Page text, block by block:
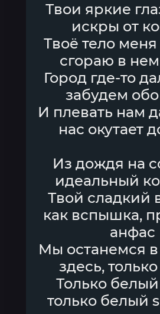
Твои яркие
искры от
Твоё тело
сгораю в
Город где-то
забудем
И плевать нам
нас окутает
Из дождя на
идеальный
Твой сладкий
как вспышка,
анфас
Мы останемся
здесь,
Только
только белый